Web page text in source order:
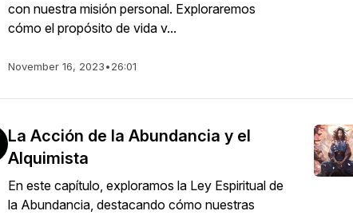
con nuestra misión personal. Exploraremos
cómo el propósito de vida v...
November 16, 2023•26:01
La Acción de la Abundancia y el
Alquimista
En este capítulo, exploramos la Ley Espiritual de
la Abundancia, destacando cómo nuestras